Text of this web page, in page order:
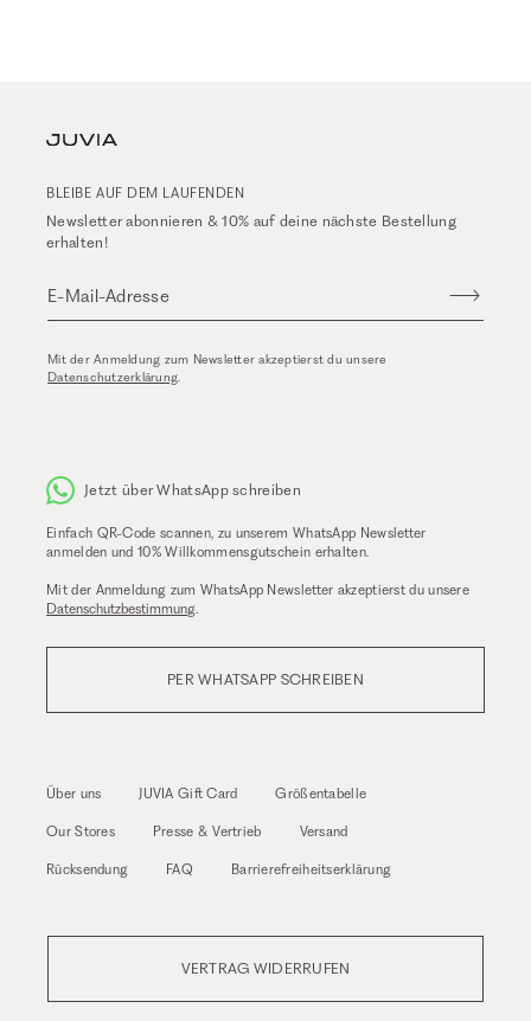
BLEIBE AUF DEM LAUFENDEN
Newsletter abonnieren & 10% auf deine nächste Bestellung
erhalten!
E-Mail-Adresse
Mit der Anmeldung zum Newsletter akzeptierst du unsere
Datenschutzerklärung
Jetzt über WhatsApp schreiben
Einfach QR-Code scannen, zu unserem WhatsApp Newsletter
anmelden und 10% Willkommensgutschein erhalten.
Mit der Anmeldung zum WhatsApp Newsletter akzeptierst du unsere
Datenschutzbestimmung
PER WHATSAPP SCHREIBEN
Über uns JUVIA Gift Card Größentabelle
Our Stores Presse & Vertrieb Versand
Rücksendung FAQ Barrierefreiheitserklärung
VERTRAG WIDERRUFEN